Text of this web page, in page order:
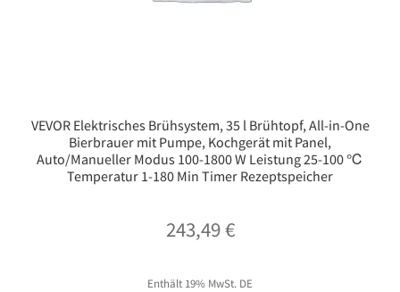
VEVOR Elektrisches Brühsystem, 35 l Brühtopf, All-in-One
Bierbrauer mit Pumpe, Kochgerät mit Panel,
Auto/Manueller Modus 100-1800 W Leistung 25-100 ℃
Temperatur 1-180 Min Timer Rezeptspeicher
243,49€
Enthält 19% MwSt. DE